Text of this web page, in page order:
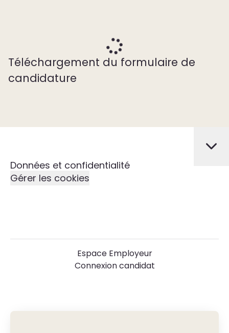
Téléchargement du formulaire de
candidature
Données et confidentialité
Gérer les cookies
Espace Employeur
Connexion candidat